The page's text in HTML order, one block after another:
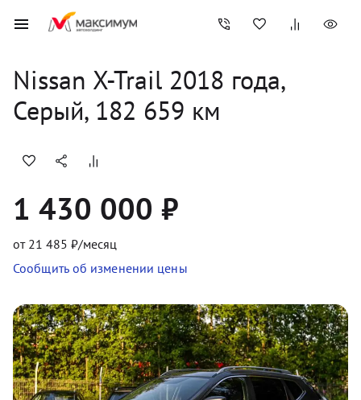
Nissan X-Trail 2018
года,
Серый, 182 659 км
1 430 000 ₽
от 21 485 ₽/месяц
Сообщить об изменении цены